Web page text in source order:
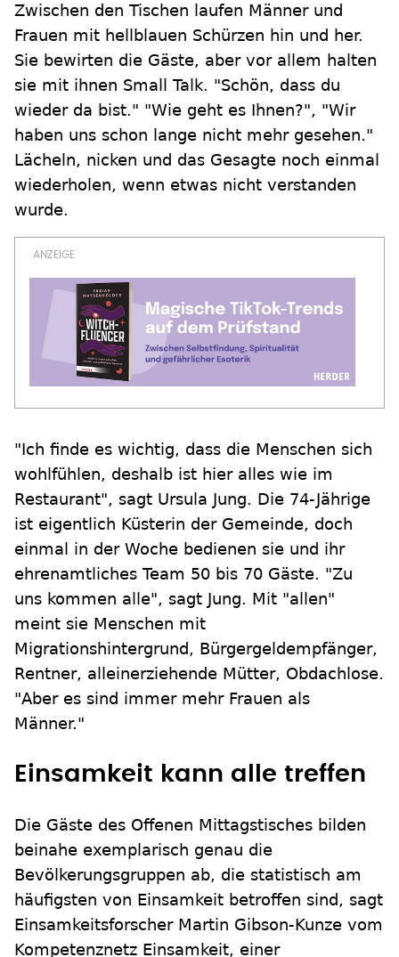
Zwischen den Tischen laufen Männer und
Frauen mit hellblauen Schürzen hin und her.
Sie bewirten die Gäste, aber vor allem halten
sie mit ihnen Small Talk. "Schön, dass du
wieder da bist." "Wie geht es Ihnen?", "Wir
haben uns schon lange nicht mehr gesehen."
Lächeln, nicken und das Gesagte noch einmal
wiederholen, wenn etwas nicht verstanden
wurde.
"Ich finde es wichtig, dass die Menschen sich
wohlfühlen, deshalb ist hier alles wie im
Restaurant", sagt Ursula Jung. Die 74-Jährige
ist eigentlich Küsterin der Gemeinde, doch
einmal in der Woche bedienen sie und ihr
ehrenamtliches Team 50 bis 70 Gäste. "Zu
uns kommen alle", sagt Jung. Mit "allen"
meint sie Menschen mit
Migrationshintergrund, Bürgergeldempfänger,
Rentner, alleinerziehende Mütter, Obdachlose.
"Aber es sind immer mehr Frauen als
Männer."
Einsamkeit kann alle treffen
Die Gäste des Offenen Mittagstisches bilden
beinahe exemplarisch genau die
Bevölkerungsgruppen ab, die statistisch am
häufigsten von Einsamkeit betroffen sind, sagt
Einsamkeitsforscher Martin Gibson-Kunze vom
Kompetenznetz Einsamkeit, einer